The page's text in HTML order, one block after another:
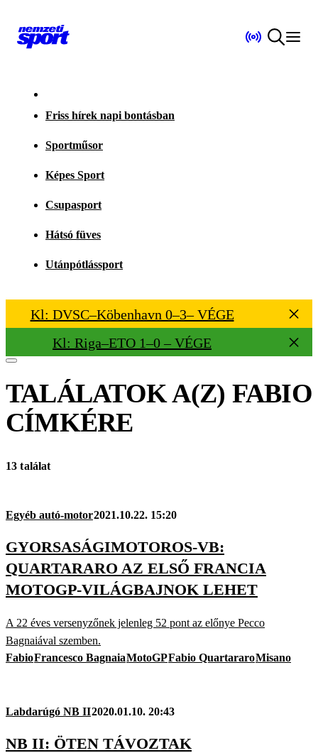
Friss hírek napi bontásban
Sportműsor
Képes Sport
Csupasport
Hátsó füves
Utánpótlássport
Kl: DVSC–Köbenhavn 0–3– VÉGE
Kl: Riga–ETO 1–0 – VÉGE
TALÁLATOK A(Z) FABIO
CÍMKÉRE
13 találat
Egyéb autó-motor2021.10.22. 15:20
GYORSASÁGIMOTOROS-VB:
QUARTARARO AZ ELSŐ FRANCIA
MOTOGP-VILÁGBAJNOK LEHET
A 22 éves versenyzőnek jelenleg 52 pont az előnye Pecco
Bagnaiával szemben.
FabioFrancesco BagnaiaMotoGPFabio QuartararoMisano
Labdarúgó NB II2020.01.10. 20:43
NB II: ÖTEN TÁVOZTAK